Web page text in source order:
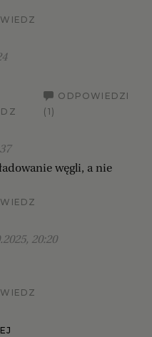
ODPOWIEDZI
(1)
węgli, a nie
20:20